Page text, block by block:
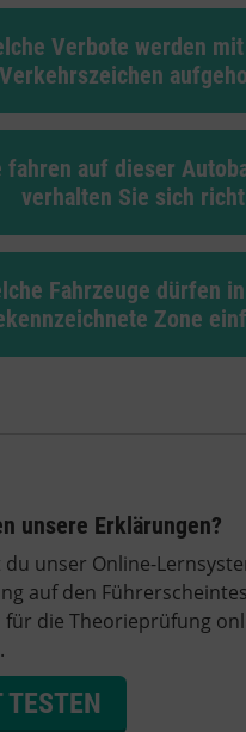
Verbote werden
Verkehrszeichen
fahren auf dieser
verhalten Sie sich
Fahrzeuge dürfen
Zone
unsere Erklärungen?
unser Online-
auf den
für die Theorieprüfung